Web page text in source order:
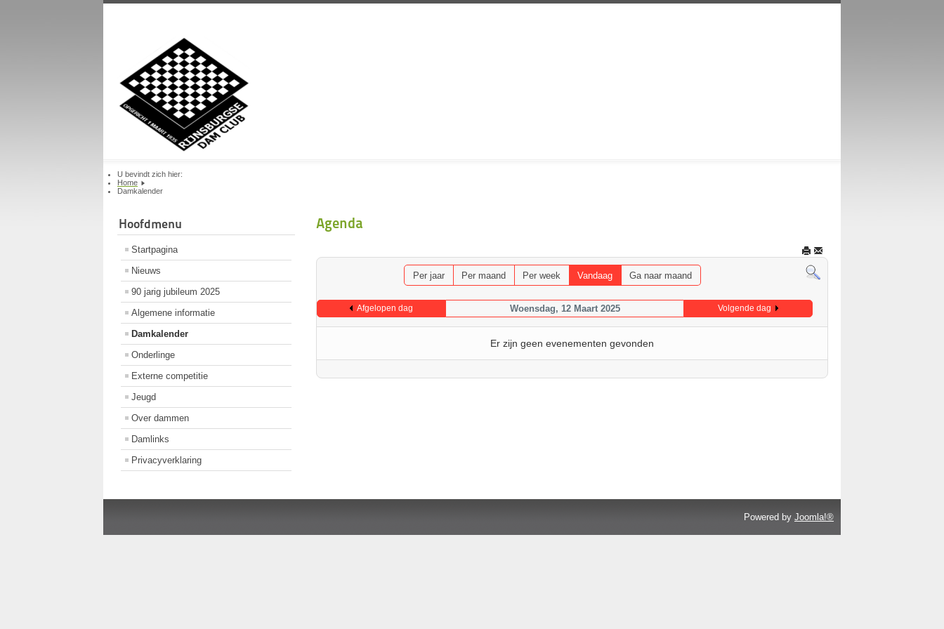
U bevindt zich hier:
Home
Damkalender
Hoofdmenu
Startpagina
Nieuws
90 jarig jubileum 2025
Algemene informatie
Damkalender
Onderlinge
Externe competitie
Jeugd
Over dammen
Damlinks
Privacyverklaring
Agenda
Per jaar Per maand Per week Vandaag Ga naar maand
Afgelopen dag Woensdag, 12 Maart 2025 Volgende dag
Er zijn geen evenementen gevonden
Powered by Joomla!®